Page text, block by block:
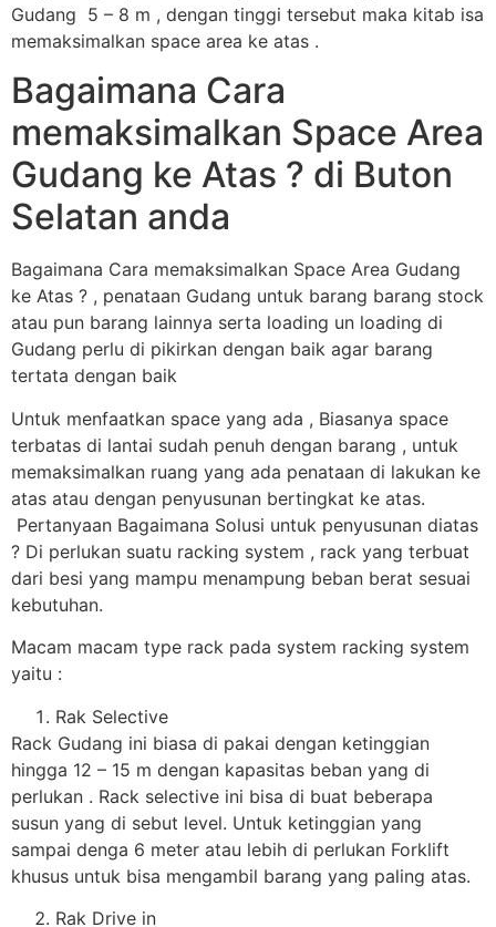
Gudang 5 – 8 m , dengan tinggi tersebut maka kitab isa
memaksimalkan space area ke atas .
Bagaimana Cara
memaksimalkan Space Area
Gudang ke Atas ? di Buton
Selatan anda
Bagaimana Cara memaksimalkan Space Area Gudang
ke Atas ? , penataan Gudang untuk barang barang stock
atau pun barang lainnya serta loading un loading di
Gudang perlu di pikirkan dengan baik agar barang
tertata dengan baik
Untuk menfaatkan space yang ada , Biasanya space
terbatas di lantai sudah penuh dengan barang , untuk
memaksimalkan ruang yang ada penataan di lakukan ke
atas atau dengan penyusunan bertingkat ke atas.
Pertanyaan Bagaimana Solusi untuk penyusunan diatas
? Di perlukan suatu racking system , rack yang terbuat
dari besi yang mampu menampung beban berat sesuai
kebutuhan.
Macam macam type rack pada system racking system
yaitu :
Rak Selective
Rack Gudang ini biasa di pakai dengan ketinggian
hingga 12 – 15 m dengan kapasitas beban yang di
perlukan . Rack selective ini bisa di buat beberapa
susun yang di sebut level. Untuk ketinggian yang
sampai denga 6 meter atau lebih di perlukan Forklift
khusus untuk bisa mengambil barang yang paling atas.
Rak Drive in